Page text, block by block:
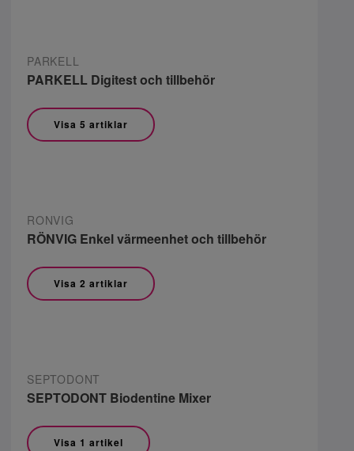
PARKELL
PARKELL Digitest och tillbehör
Visa 5 artiklar
RONVIG
RÖNVIG Enkel värmeenhet och tillbehör
Visa 2 artiklar
SEPTODONT
SEPTODONT Biodentine Mixer
Visa 1 artikel